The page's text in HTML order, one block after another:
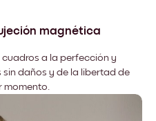
magnética
a la perfección y
daños y de la libertad de
momento.